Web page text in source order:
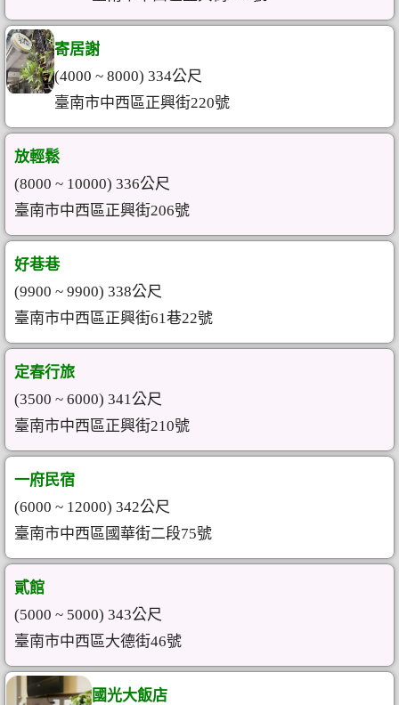
寄居謝
(4000 ~ 8000) 334公尺
臺南市中西區正興街220號
放輕鬆
(8000 ~ 10000) 336公尺
臺南市中西區正興街206號
好巷巷
(9900 ~ 9900) 338公尺
臺南市中西區正興街61巷22號
定春行旅
(3500 ~ 6000) 341公尺
臺南市中西區正興街210號
一府民宿
(6000 ~ 12000) 342公尺
臺南市中西區國華街二段75號
貳館
(5000 ~ 5000) 343公尺
臺南市中西區大德街46號
國光大飯店